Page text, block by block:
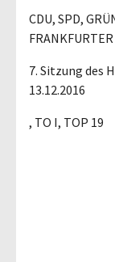
CDU, SPD,
FRANKFURTER
7. Sitzung des
13.12.2016
, TO I, TOP 19